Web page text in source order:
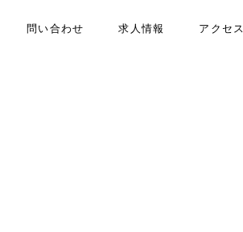
問い合わせ 求人情報 アクセス